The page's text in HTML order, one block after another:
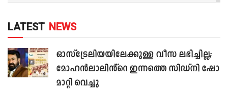
LATEST NEWS
ഓസ്‌ട്രേലിയയിലേക്കുള്ള വീസ ലഭിച്ചില്ല;
മോഹൻലാലിൻ്റെ ഇന്നത്തെ സിഡ്നി ഷോ
മാറ്റി വെച്ചു